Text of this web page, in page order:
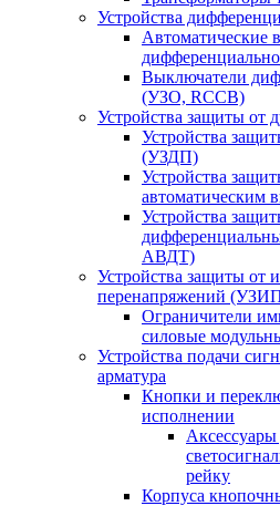
Устройства
Автоматические
Выключатели
(УЗО, RCCB)
Устройства защиты от
Устройства
(УЗДП)
Устройства
Устройства
АВДТ)
Устройства защиты от
перенапряжений
Ограничители
силовые
Устройства подачи
арматура
Кнопки и
исполнении
рейку
Корпуса